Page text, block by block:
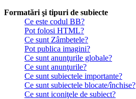
Formatări şi tipuri de subiecte
Ce este codul BB?
Pot folosi HTML?
Ce sunt Zâmbetele?
Pot publica imagini?
Ce sunt anunţurile globale?
Ce sunt anunţurile?
Ce sunt subiectele importante?
Ce sunt subiectele blocate/închise?
Ce sunt iconiţele de subiect?